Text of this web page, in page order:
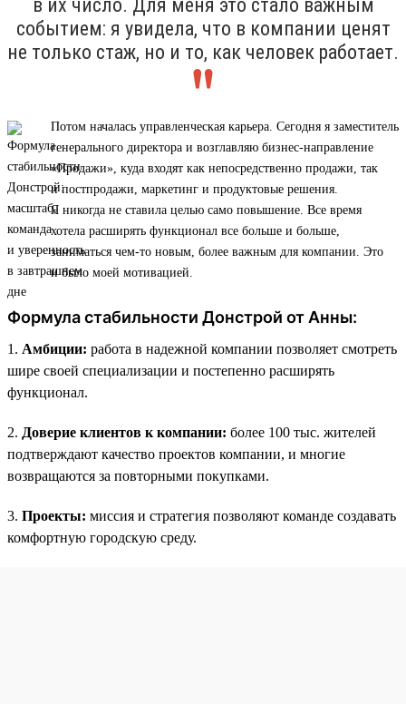
в их число. Для меня это стало важным
событием: я увидела, что в компании ценят
не только стаж, но и то, как человек работает.
Потом началась управленческая карьера. Сегодня я заместитель
генерального директора и возглавляю бизнес-направление
«Продажи», куда входят как непосредственно продажи, так
и постпродажи, маркетинг и продуктовые решения.
Я никогда не ставила целью само повышение. Все время
хотела расширять функционал все больше и больше,
заниматься чем-то новым, более важным для компании. Это
и было моей мотивацией.
Формула стабильности Донстрой от Анны:
1. Амбиции: работа в надежной компании позволяет смотреть
шире своей специализации и постепенно расширять
функционал.
2. Доверие клиентов к компании: более 100 тыс. жителей
подтверждают качество проектов компании, и многие
возвращаются за повторными покупками.
3. Проекты: миссия и стратегия позволяют команде создавать
комфортную городскую среду.